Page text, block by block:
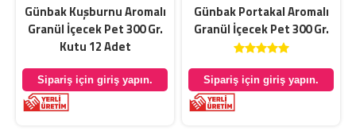
Günbak Kuşburnu Aromalı
Granül İçecek Pet 300 Gr.
Kutu 12 Adet
Sipariş için giriş yapın.
Günbak Portakal Aromalı
Granül İçecek Pet 300 Gr.
Sipariş için giriş yapın.